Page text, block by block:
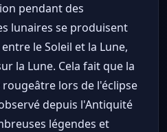
pendant des
lunaires se produisent
le Soleil et la Lune,
la Lune. Cela fait que la
lors de l'éclipse
depuis l'Antiquité
légendes et